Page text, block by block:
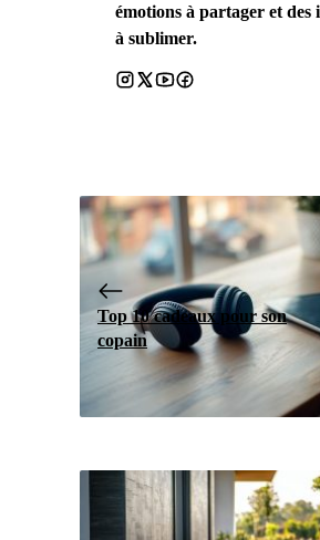
émotions à partager et des
à sublimer.
Top 10 cadeaux pour son
copain